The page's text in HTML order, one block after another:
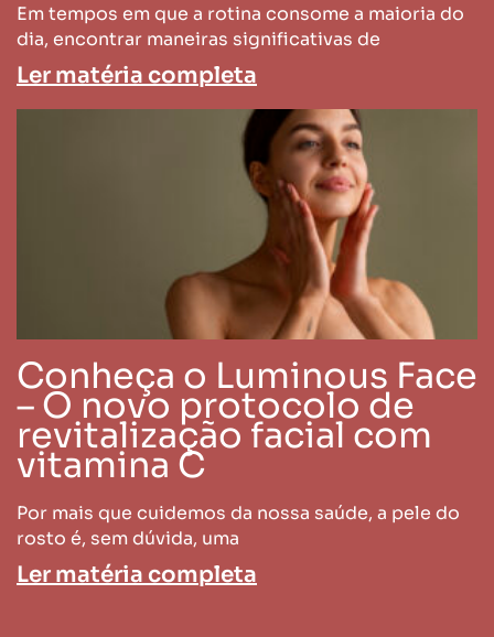
Em tempos em que a rotina consome a maioria do
dia, encontrar maneiras significativas de
Ler matéria completa
Conheça o Luminous Face
– O novo protocolo de
revitalização facial com
vitamina C
Por mais que cuidemos da nossa saúde, a pele do
rosto é, sem dúvida, uma
Ler matéria completa